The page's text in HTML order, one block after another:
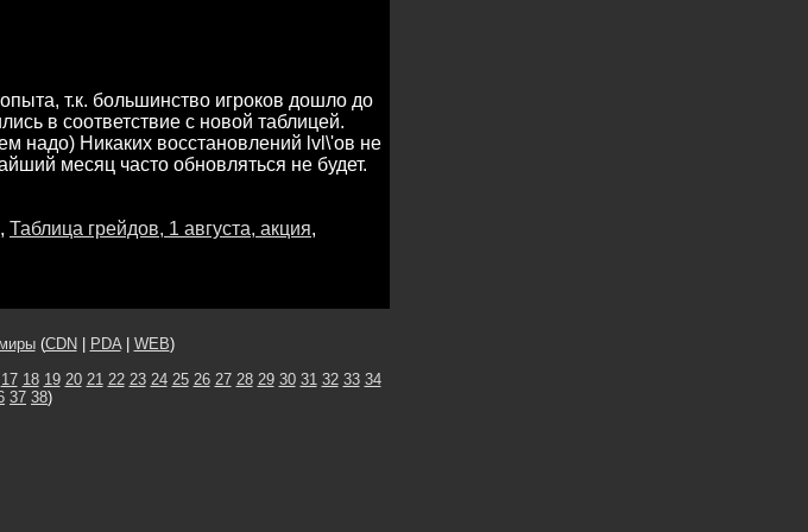
т.к. большинство игроков дошло до
в соответствие с новой таблицей.
надо) Никаких восстановлений lvl\'ов не
месяц часто обновляться не будет.
, Таблица грейдов, 1 августа, акция,
(CDN PDA| WEB)
17 18 19 20 21 22 23 24 25 26 27 28 29 30 31 32 33 34
37 38)